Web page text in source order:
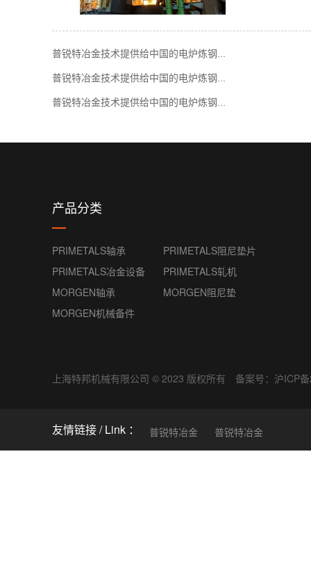
普锐特冶金技术提供给中国的电炉炼钢...
普锐特冶金技术提供给中国的电炉炼钢...
普锐特冶金技术提供给中国的电炉炼钢...
产品分类
PRIMETALS轴承
PRIMETALS阻尼垫片
PRIMETALS冶金设备
PRIMETALS轧机
MORGEN轴承
MORGEN阻尼垫
MORGEN机械备件
上海特邦机械有限公司 © 2023 版权所有 备案号： 沪ICP
友情链接 普锐特冶金 普锐特冶金